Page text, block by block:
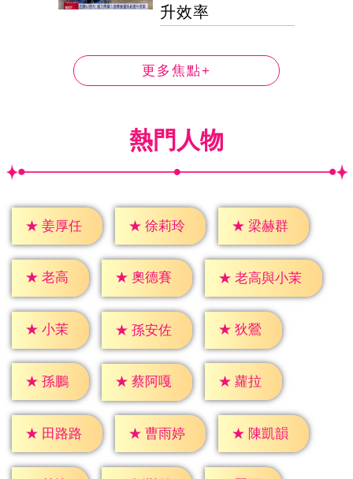
升效率
更多焦點+
熱門人物
★ 姜厚任 ★ 徐莉玲 ★ 梁赫群
★ 老高 ★ 奧德賽 ★ 老高與小茉
★ 小茉 ★ 孫安佐 ★ 狄鶯
★ 孫鵬 ★ 蔡阿嘎 ★ 蘿拉
★ 田路路 ★ 曹雨婷 ★ 陳凱韻